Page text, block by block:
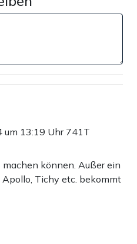
um 13:19 Uhr 741T
können. Außer ein
Tichy etc. bekommt